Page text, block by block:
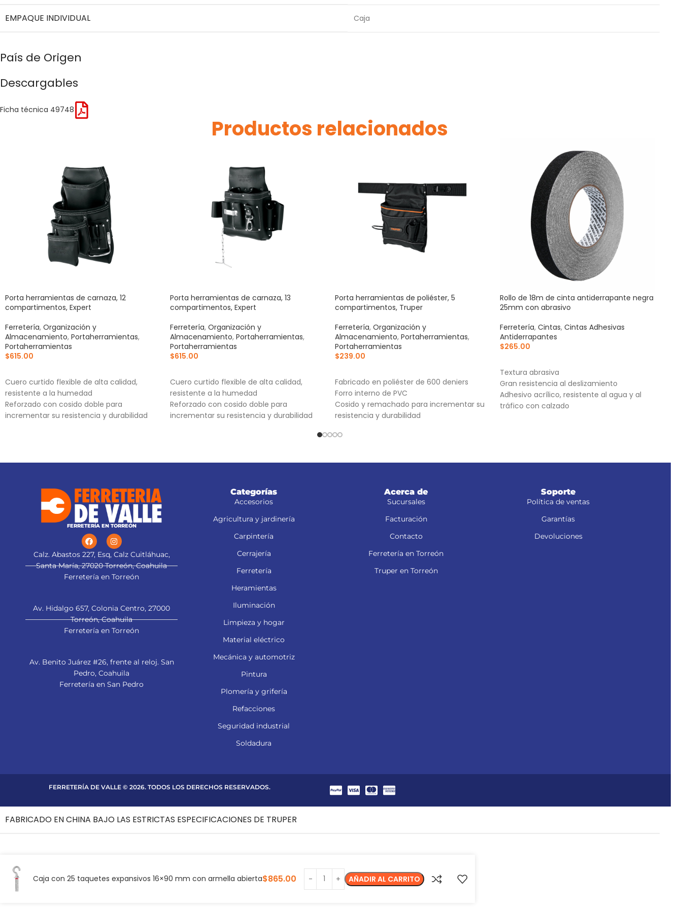
EMPAQUE INDIVIDUAL Caja
País de Origen
Descargables
Ficha técnica 49748
Productos relacionados
Porta herramientas de carnaza, 12
compartimentos, Expert
Ferretería, Organización y
Almacenamiento, Portaherramientas,
Portaherramientas
$615.00
Cuero curtido flexible de alta calidad,
resistente a la humedad
Reforzado con cosido doble para
incrementar su resistencia y durabilidad
Porta herramientas de carnaza, 13
compartimentos, Expert
Ferretería, Organización y
Almacenamiento, Portaherramientas,
Portaherramientas
$615.00
Cuero curtido flexible de alta calidad,
resistente a la humedad
Reforzado con cosido doble para
incrementar su resistencia y durabilidad
Porta herramientas de poliéster, 5
compartimentos, Truper
Ferretería, Organización y
Almacenamiento, Portaherramientas,
Portaherramientas
$239.00
Fabricado en poliéster de 600 deniers
Forro interno de PVC
Cosido y remachado para incrementar su
resistencia y durabilidad
Rollo de 18m de cinta antiderrapante negra
25mm con abrasivo
Ferretería, Cintas, Cintas Adhesivas
Antiderrapantes
$265.00
Textura abrasiva
Gran resistencia al deslizamiento
Adhesivo acrílico, resistente al agua y al
tráfico con calzado
FERRETERÍA EN TORREÓN
Calz. Abastos 227, Esq, Calz Cuitláhuac,
Santa María, 27020 Torreón, Coahuila
Ferretería en Torreón
Av. Hidalgo 657, Colonia Centro, 27000
Torreón, Coahuila
Ferretería en Torreón
Av. Benito Juárez #26, frente al reloj. San
Pedro, Coahuila
Ferretería en San Pedro
Categorías
Accesorios
Agricultura y jardinería
Carpintería
Cerrajería
Ferretería
Heramientas
Iluminación
Limpieza y hogar
Material eléctrico
Mecánica y automotriz
Pintura
Plomería y grifería
Refacciones
Seguridad industrial
Soldadura
Acerca de
Sucursales
Facturación
Contacto
Ferretería en Torreón
Truper en Torreón
Soporte
Política de ventas
Garantías
Devoluciones
FERRETERÍA DE VALLE © 2026. TODOS LOS DERECHOS RESERVADOS.
Caja con 25 taquetes expansivos 16×90 mm con armella abierta$865.00 AÑADIR AL CARRITO
FABRICADO EN CHINA BAJO LAS ESTRICTAS ESPECIFICACIONES DE TRUPER